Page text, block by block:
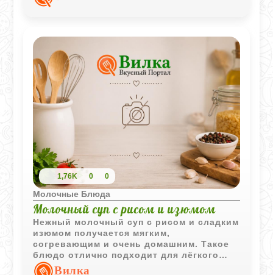
гармоничным, а небольшое количество
весеннему ярко и аппетитно, особенно
если не полениться и протереть творог
через сито, чтобы его текстура стала по-
настоящему воздушной. Это простая
домашняя еда, которая дает много
энергии и при этом не оставляет чувства
тяжести.
1,76K 0 0
Молочные Блюда
Молочный суп с рисом и изюмом
Нежный молочный суп с рисом и сладким
изюмом получается мягким,
согревающим и очень домашним. Такое
блюдо отлично подходит для лёгкого
завтрака или уютного семейного обеда.
Вилка